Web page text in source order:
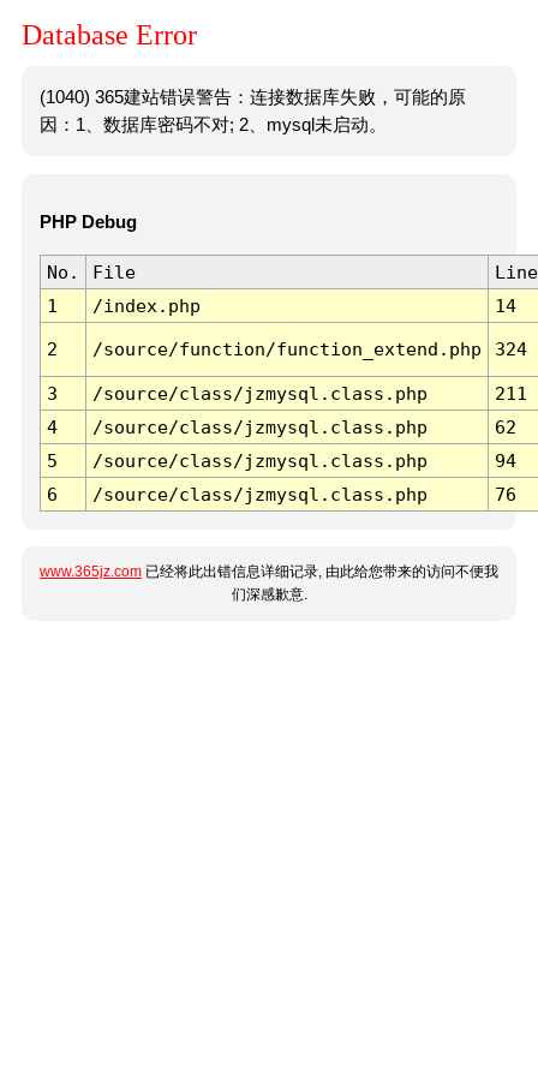
Database Error
(1040) 365建站错误警告：连接数据库失败，可能的原
因：1、数据库密码不对; 2、mysql未启动。
PHP Debug
No. File
Line
1
/index.php 14
2 /source/function/function_extend.php 324
3 /source/class/jzmysql.class.php
211
4
/source/class/jzmysql.class.php
62
5
/source/class/jzmysql.class.php
94
6
/source/class/jzmysql.class.php 76
www.365jz.com 已经将此出错信息详细记录, 由此给您带来的访问不便我
们深感歉意.